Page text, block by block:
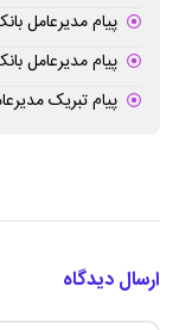
پیام مدیرعامل
پیام مدیرعامل
پیام تبریک
ارسال دیدگاه